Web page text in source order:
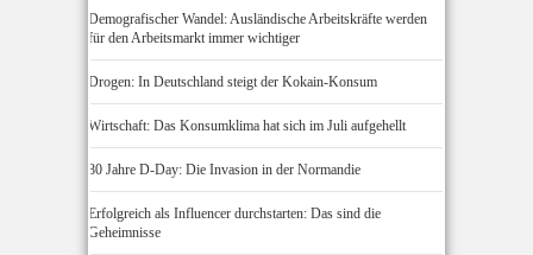
Demografischer Wandel: Ausländische Arbeitskräfte werden
für den Arbeitsmarkt immer wichtiger
Drogen: In Deutschland steigt der Kokain-Konsum
Wirtschaft: Das Konsumklima hat sich im Juli aufgehellt
80 Jahre D-Day: Die Invasion in der Normandie
Erfolgreich als Influencer durchstarten: Das sind die
Geheimnisse